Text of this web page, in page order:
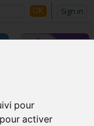
pour
pour activer
OK Sign in